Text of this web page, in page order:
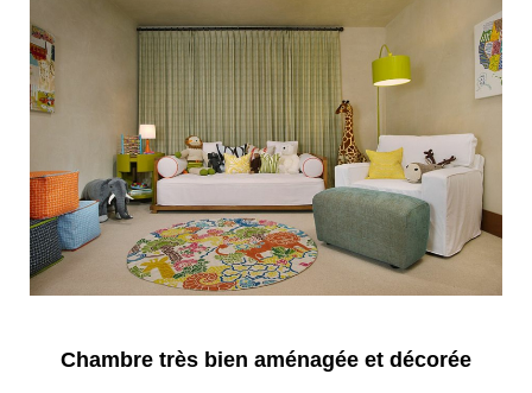
Chambre très bien aménagée et décorée